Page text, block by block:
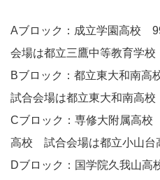
Aブロック：成立学園高校
会場は都立三鷹中等教育学校
Bブロック：都立東大和南
試合会場は都立東大和南高校
Cブロック：専修大附属高
高校 試合会場は都立小山台
Dブロック：国学院久我山